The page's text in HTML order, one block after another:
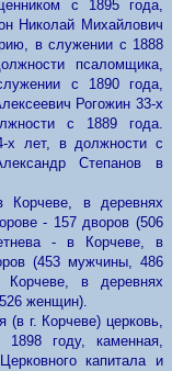
с 1895 года,
Николай Михайлович
в служении с 1888
псаломщика,
с 1890 года,
Рогожин 33-х
с 1889 года.
х лет, в должности с
Степанов в
Корчеве, в деревнях
- 157 дворов (506
- в Корчеве, в
(453 мужчины, 486
в деревнях
женщин).
(в г. Корчеве) церковь,
1898 году, каменная,
капитала и